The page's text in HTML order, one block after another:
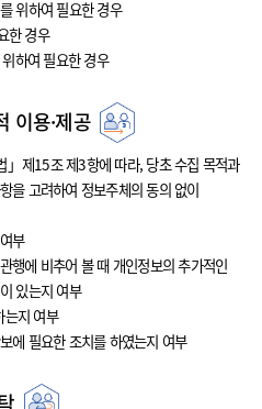
위하여 필요한 경우
한 경우
하여 필요한 경우
이용·제공
」제15조 제3항에 따라, 당초 수집 목적과
을 고려하여 정보주체의 동의 없이
부
행에 비추어 볼 때 개인정보의 추가적인
있는지 여부
는지 여부
에 필요한 조치를 하였는지 여부